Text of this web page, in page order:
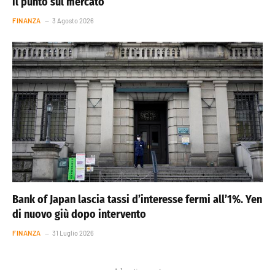
FINANZA 3 Agosto 2026
Bank of Japan lascia tassi d’interesse fermi all’1%. Yen
di nuovo giù dopo intervento
FINANZA 31 Luglio 2026